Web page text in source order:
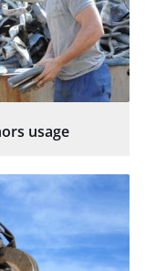
usage